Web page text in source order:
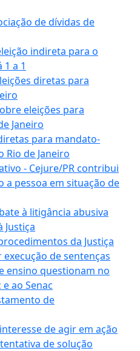
de dívidas de
indireta para o
1 a 1
diretas para
eleições para
Janeiro
para mandato-
de Janeiro
- Cejure/PR contribui
a pessoa em situação de
à litigância abusiva
Justiça
da Justiça
de sentenças
ensino questionam no
ao Senac
de
de agir em ação
de solução